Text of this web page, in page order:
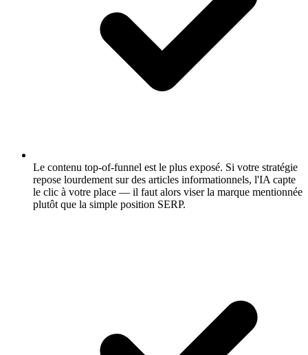
Le contenu top-of-funnel est le plus exposé. Si votre stratégie
repose lourdement sur des articles informationnels, l'IA capte
le clic à votre place — il faut alors viser la marque mentionnée
plutôt que la simple position SERP.